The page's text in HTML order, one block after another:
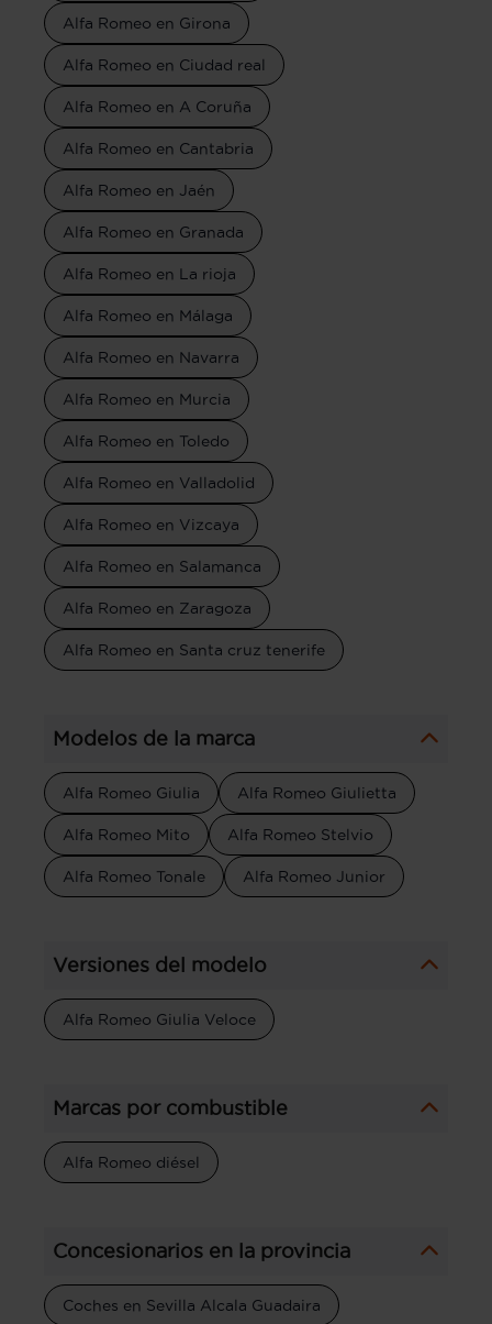
Alfa Romeo en Girona
Alfa Romeo en Ciudad real
Alfa Romeo en A Coruña
Alfa Romeo en Cantabria
Alfa Romeo en Jaén
Alfa Romeo en Granada
Alfa Romeo en La rioja
Alfa Romeo en Málaga
Alfa Romeo en Navarra
Alfa Romeo en Murcia
Alfa Romeo en Toledo
Alfa Romeo en Valladolid
Alfa Romeo en Vizcaya
Alfa Romeo en Salamanca
Alfa Romeo en Zaragoza
Alfa Romeo en Santa cruz tenerife
Modelos de la marca
Alfa Romeo Giulia Alfa Romeo Giulietta
Alfa Romeo Mito Alfa Romeo Stelvio
Alfa Romeo Tonale Alfa Romeo Junior
Versiones del modelo
Alfa Romeo Giulia Veloce
Marcas por combustible
Alfa Romeo diésel
Concesionarios en la provincia
Coches en Sevilla Alcala Guadaira